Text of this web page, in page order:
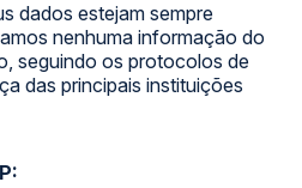
dados estejam sempre
nenhuma informação do
seguindo os protocolos de
das principais instituições